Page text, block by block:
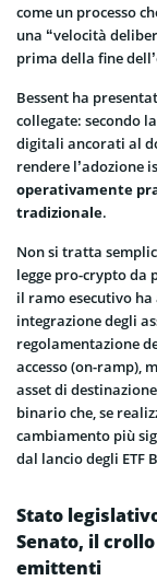
come un processo
una “velocità
prima della fine
Bessent ha
collegate: secondo
digitali ancorati al
rendere l’adozione
operativamente
tradizionale.
Non si tratta
legge pro-crypto da
il ramo esecutivo
integrazione degli
regolamentazione
accesso (on-ramp),
asset di
binario che, se
cambiamento più
dal lancio degli ETF
Stato
Senato, il
emittenti